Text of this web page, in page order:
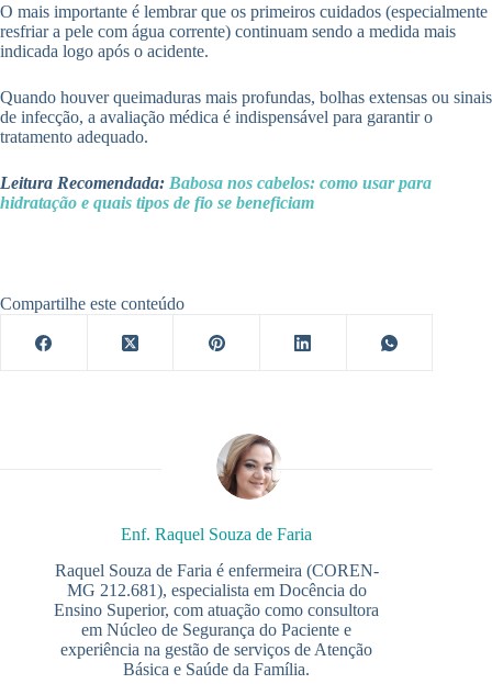
O mais importante é lembrar que os primeiros cuidados (especialmente
resfriar a pele com água corrente) continuam sendo a medida mais
indicada logo após o acidente.
Quando houver queimaduras mais profundas, bolhas extensas ou sinais
de infecção, a avaliação médica é indispensável para garantir o
tratamento adequado.
Leitura Recomendada: Babosa nos cabelos: como usar para
hidratação e quais tipos de fio se beneficiam
Compartilhe este conteúdo
Enf. Raquel Souza de Faria
Raquel Souza de Faria é enfermeira (COREN-
MG 212.681), especialista em Docência do
Ensino Superior, com atuação como consultora
em Núcleo de Segurança do Paciente e
experiência na gestão de serviços de Atenção
Básica e Saúde da Família.